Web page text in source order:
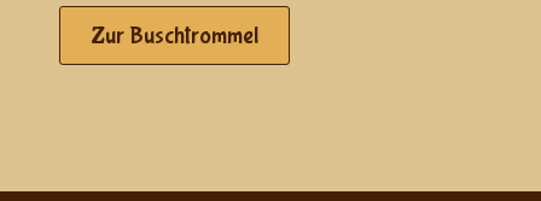
Zur Buschtrommel